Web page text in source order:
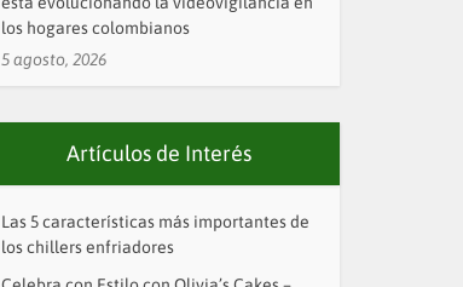
los hogares colombianos
5 agosto, 2026
Artículos de Interés
Las 5 características más importantes de
los chillers enfriadores